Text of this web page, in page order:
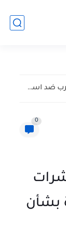
بث مباشر مباراة المغرب ضد اسكتلندا في كأس العالم 2026...
0
بشأن